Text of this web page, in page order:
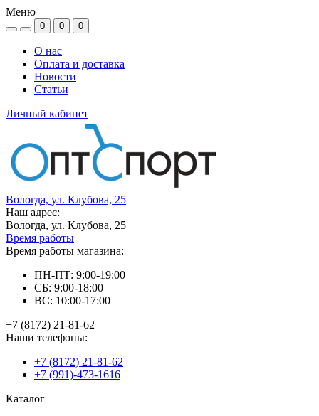
Меню
0 0 0
О нас
Оплата и доставка
Новости
Статьи
Личный кабинет
Вологда, ул. Клубова, 25
Наш адрес:
Вологда, ул. Клубова, 25
Время работы
Время работы магазина:
ПН-ПТ: 9:00-19:00
СБ: 9:00-18:00
ВС: 10:00-17:00
+7 (8172) 21-81-62
Наши телефоны:
+7 (8172) 21-81-62
+7 (991)-473-1616
Каталог